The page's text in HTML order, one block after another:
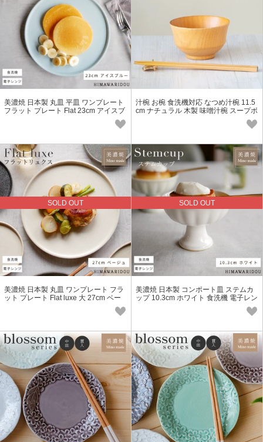
美濃焼 日本製 丸皿 平皿 ワンプレート
フラット プレート Flat 23cm アイスブ
汁椀 お椀 食洗機対応 なつめ汁椀 11.5
cm ナチュラル 木製 味噌汁椀 スープボ
SOLD OUT
美濃焼 日本製 丸皿 ワンプレート フラ
ット プレート Flat luxe 大 27cm ベー
SOLD OUT
美濃焼 日本製 コンポート皿 ステムカ
ップ 10.3cm ホワイト 食洗機 電子レン